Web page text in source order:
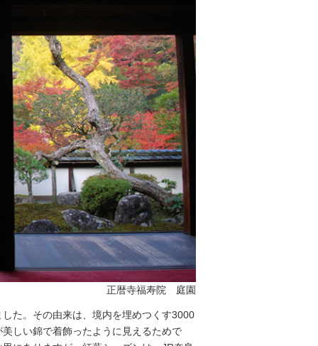
正暦寺福寿院 庭園
た。その由来は、境内を埋めつくす3000
しい錦で着飾ったように見えるためで